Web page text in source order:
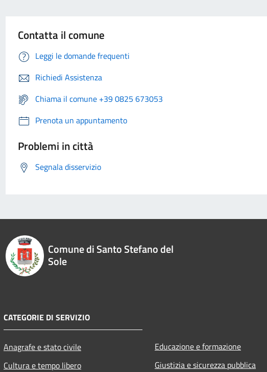
Contatta il comune
Leggi le domande frequenti
Richiedi Assistenza
Chiama il comune +39 0825 673053
Prenota un appuntamento
Problemi in città
Segnala disservizio
Comune di Santo Stefano del
Sole
CATEGORIE DI SERVIZIO
Anagrafe e stato civile
Cultura e tempo libero
Educazione e formazione
Giustizia e sicurezza pubblica